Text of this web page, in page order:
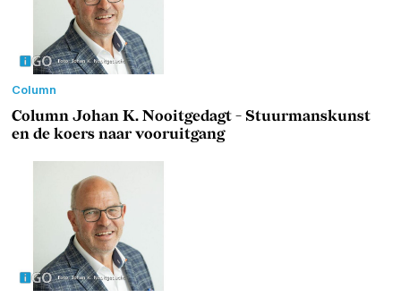
Column
Column Johan K. Nooitgedagt - Stuurmanskunst
en de koers naar vooruitgang